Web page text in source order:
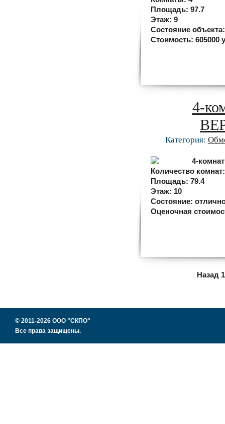
Площадь: 97.7
Этаж: 9
Состояние
Стоимость: 605000
4-
Категория:
Количество
Площадь: 79.4
Этаж: 10
Состояние:
Оценочная
Назад 1
© 2011-2026 ООО "СКПО"
Все права защищены.